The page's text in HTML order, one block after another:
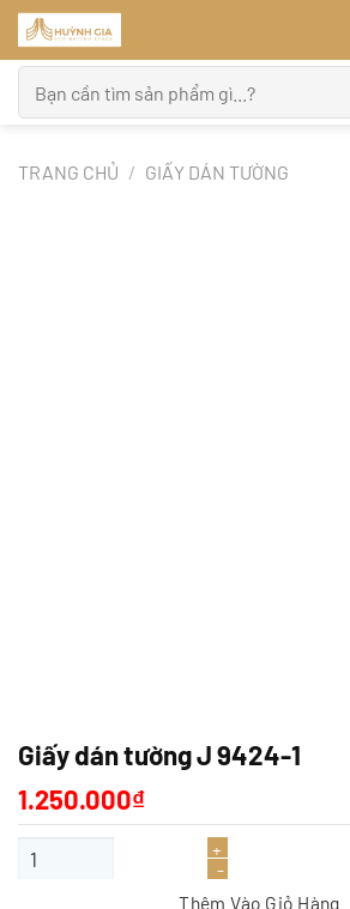
Bỏ
qua
nội
dung
kiếm:
TRANG CHỦ / GIẤY DÁN TƯỜNG
Giấy dán tường J 9424-1
1.250.000₫
Giấy dán tường J 9424-1 số lượng
Thêm Vào Giỏ Hàng